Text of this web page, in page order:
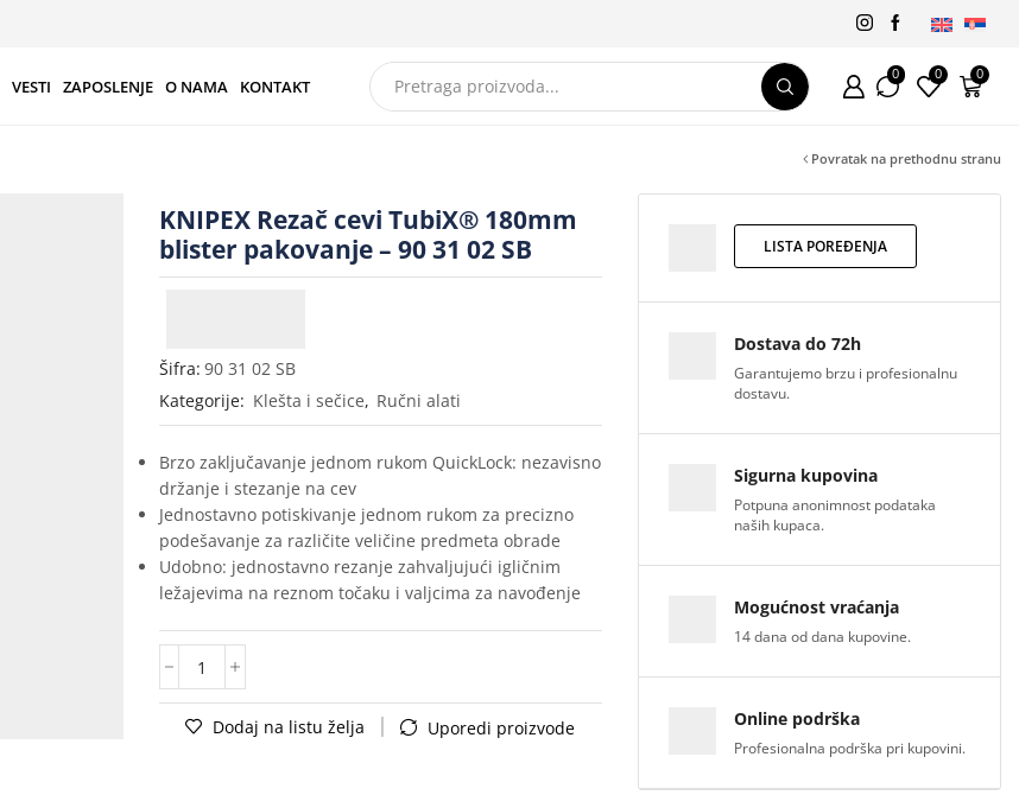
VESTI ZAPOSLENJE O NAMA KONTAKT
0 0 0
Povratak na prethodnu stranu
KNIPEX Rezač cevi TubiX® 180mm
blister pakovanje – 90 31 02 SB
Šifra: 90 31 02 SB
Kategorije: Klešta i sečice, Ručni alati
Brzo zaključavanje jednom rukom QuickLock: nezavisno
držanje i stezanje na cev
Jednostavno potiskivanje jednom rukom za precizno
podešavanje za različite veličine predmeta obrade
Udobno: jednostavno rezanje zahvaljujući igličnim
ležajevima na reznom točaku i valjcima za navođenje
Dodaj na listu želja Uporedi proizvode
LISTA POREĐENJA
Dostava do 72h
Garantujemo brzu i profesionalnu
dostavu.
Sigurna kupovina
Potpuna anonimnost podataka
naših kupaca.
Mogućnost vraćanja
14 dana od dana kupovine.
Online podrška
Profesionalna podrška pri kupovini.